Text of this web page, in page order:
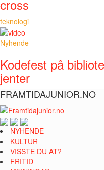
cross
teknologi
Nyhende
Kodefest på
jenter
FRAMTIDAJUNIOR.NO
NYHENDE
KULTUR
VISSTE DU AT?
FRITID